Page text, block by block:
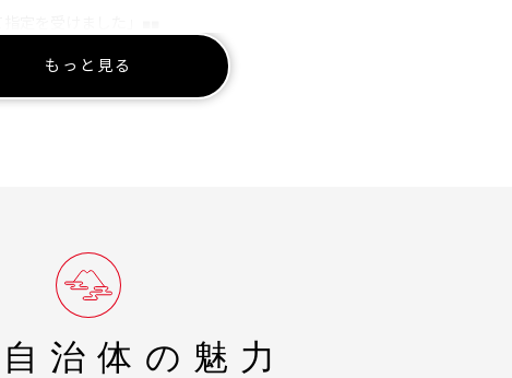
の対象となりました。
上げます。
もっと見る
治体の 魅力